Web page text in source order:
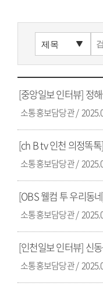
[중앙일보 인터뷰] 정
소통홍보담당관
[ch B tv 인천 의정똑
소통홍보담당관
[OBS 웰컴 투 우리동
소통홍보담당관
[인천일보 인터뷰] 신
소통홍보담당관